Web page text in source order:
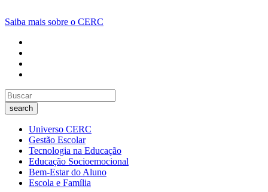
Saiba mais sobre o CERC
search
Universo CERC
Gestão Escolar
Tecnologia na Educação
Educação Socioemocional
Bem-Estar do Aluno
Escola e Família